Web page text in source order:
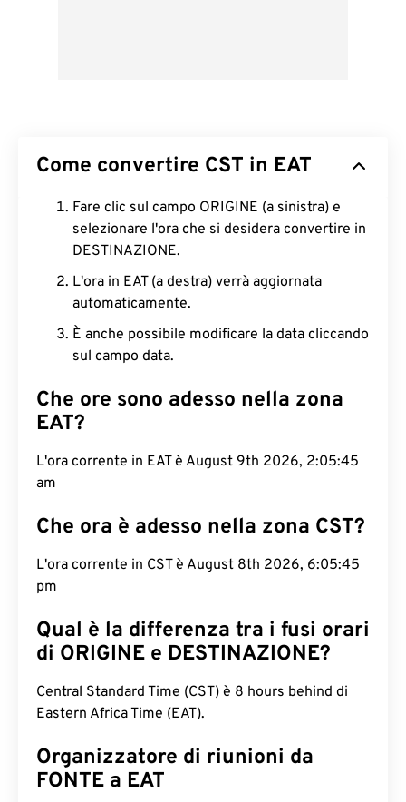
Come convertire CST in EAT
Fare clic sul campo ORIGINE (a sinistra) e
selezionare l'ora che si desidera convertire in
DESTINAZIONE.
L'ora in EAT (a destra) verrà aggiornata
automaticamente.
È anche possibile modificare la data cliccando
sul campo data.
Che ore sono adesso nella zona
EAT?
L'ora corrente in EAT è August 9th 2026, 2:05:46
am
Che ora è adesso nella zona CST?
L'ora corrente in CST è August 8th 2026, 6:05:46
pm
Qual è la differenza tra i fusi orari
di ORIGINE e DESTINAZIONE?
Central Standard Time (CST) è 8 hours behind di
Eastern Africa Time (EAT).
Organizzatore di riunioni da
FONTE a EAT